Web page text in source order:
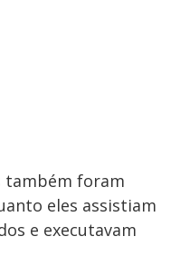
também foram
eles assistiam
e executavam